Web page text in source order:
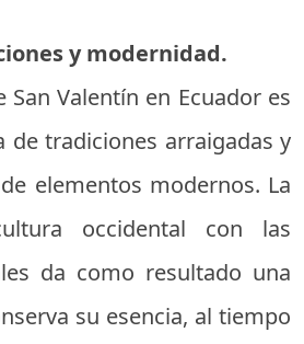
y modernidad.
San Valentín en Ecuador es
de tradiciones arraigadas y
elementos modernos. La
occidental con las
da como resultado una
su esencia, al tiempo